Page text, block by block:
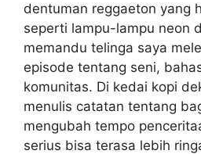
dentuman reggaeton yang
seperti lampu-lampu neon
memandu telinga saya
episode tentang seni,
komunitas. Di kedai kopi
menulis catatan tentang
mengubah tempo
serius bisa terasa lebih